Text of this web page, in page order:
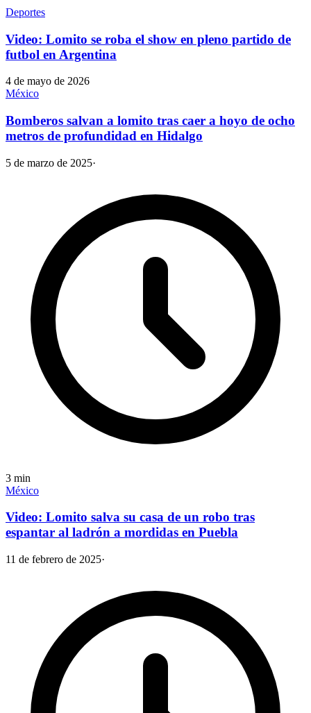
Deportes
Video: Lomito se roba el show en pleno partido de
futbol en Argentina
4 de mayo de 2026
México
Bomberos salvan a lomito tras caer a hoyo de ocho
metros de profundidad en Hidalgo
5 de marzo de 2025·
3 min
México
Video: Lomito salva su casa de un robo tras
espantar al ladrón a mordidas en Puebla
11 de febrero de 2025·